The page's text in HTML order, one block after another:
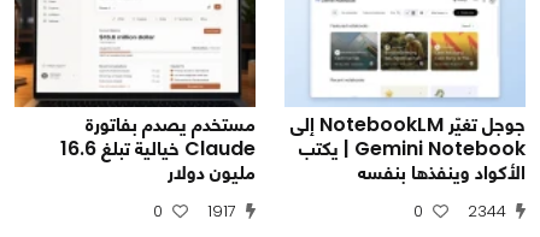
جوجل تغيّر NotebookLM إلى
Gemini Notebook | يكتب
الأكواد وينفذها بنفسه
2344
0
مستخدم يصدم بفاتورة
Claude خيالية تبلغ 16.6
مليون دولار
1917
0